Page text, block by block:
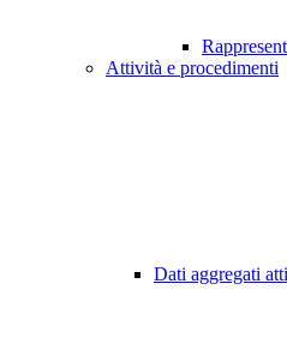
Attività e procedimenti
Dati aggregati